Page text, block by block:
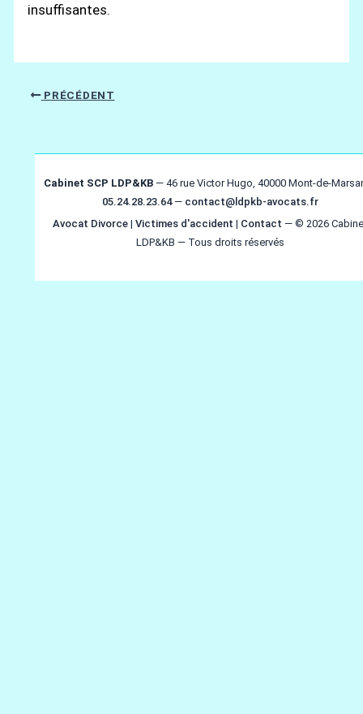
insuffisantes.
PRÉCÉDENT
Cabinet SCP LDP&KB— 46 rue Victor Hugo, 40000 Mont-de-
05.24.28.23.64— contact@ldpkb-avocats.fr
Avocat Divorce | Victimes d'accident | Contact — © 2026
LDP&KB — Tous droits réservés